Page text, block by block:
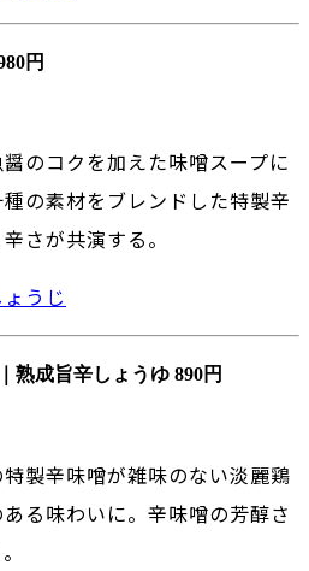
円
のコクを加えた味噌スープに
の素材をブレンドした特製辛
さが共演する。
うじ
熟成旨辛しょうゆ 890円
製辛味噌が雑味のない淡麗鶏
る味わいに。辛味噌の芳醇さ